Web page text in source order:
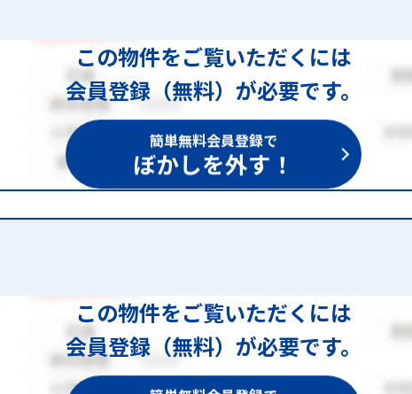
この物件をご覧いただくには
会員登録（無料）が必要です。
簡単無料会員登録で
ぼかしを外す！
この物件をご覧いただくには
会員登録（無料）が必要です。